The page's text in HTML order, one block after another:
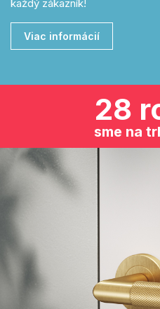
každý zákazník!
Viac informácií
28
sme na